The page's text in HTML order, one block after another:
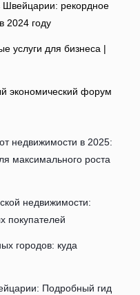
Швейцарии: рекордное
2024 году
услуги для бизнеса |
экономический форум
недвижимости в 2025:
максимального роста
недвижимости:
покупателей
городов: куда
Подробный гид